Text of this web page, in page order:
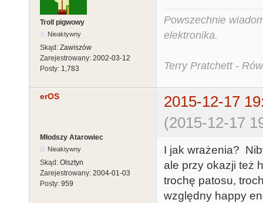
Troll pigwowy
Nieaktywny
Skąd: Zawiszów
Zarejestrowany: 2002-03-12
Posty: 1,783
Powszechnie
elektronika.
Terry Pratchett -
erOS
2015-12-17
(2015-12-17
Młodszy Atarowiec
Nieaktywny
Skąd: Olsztyn
Zarejestrowany: 2004-01-03
Posty: 959
I jak wrażenia?
ale przy okazji też
trochę patosu,
względny happy